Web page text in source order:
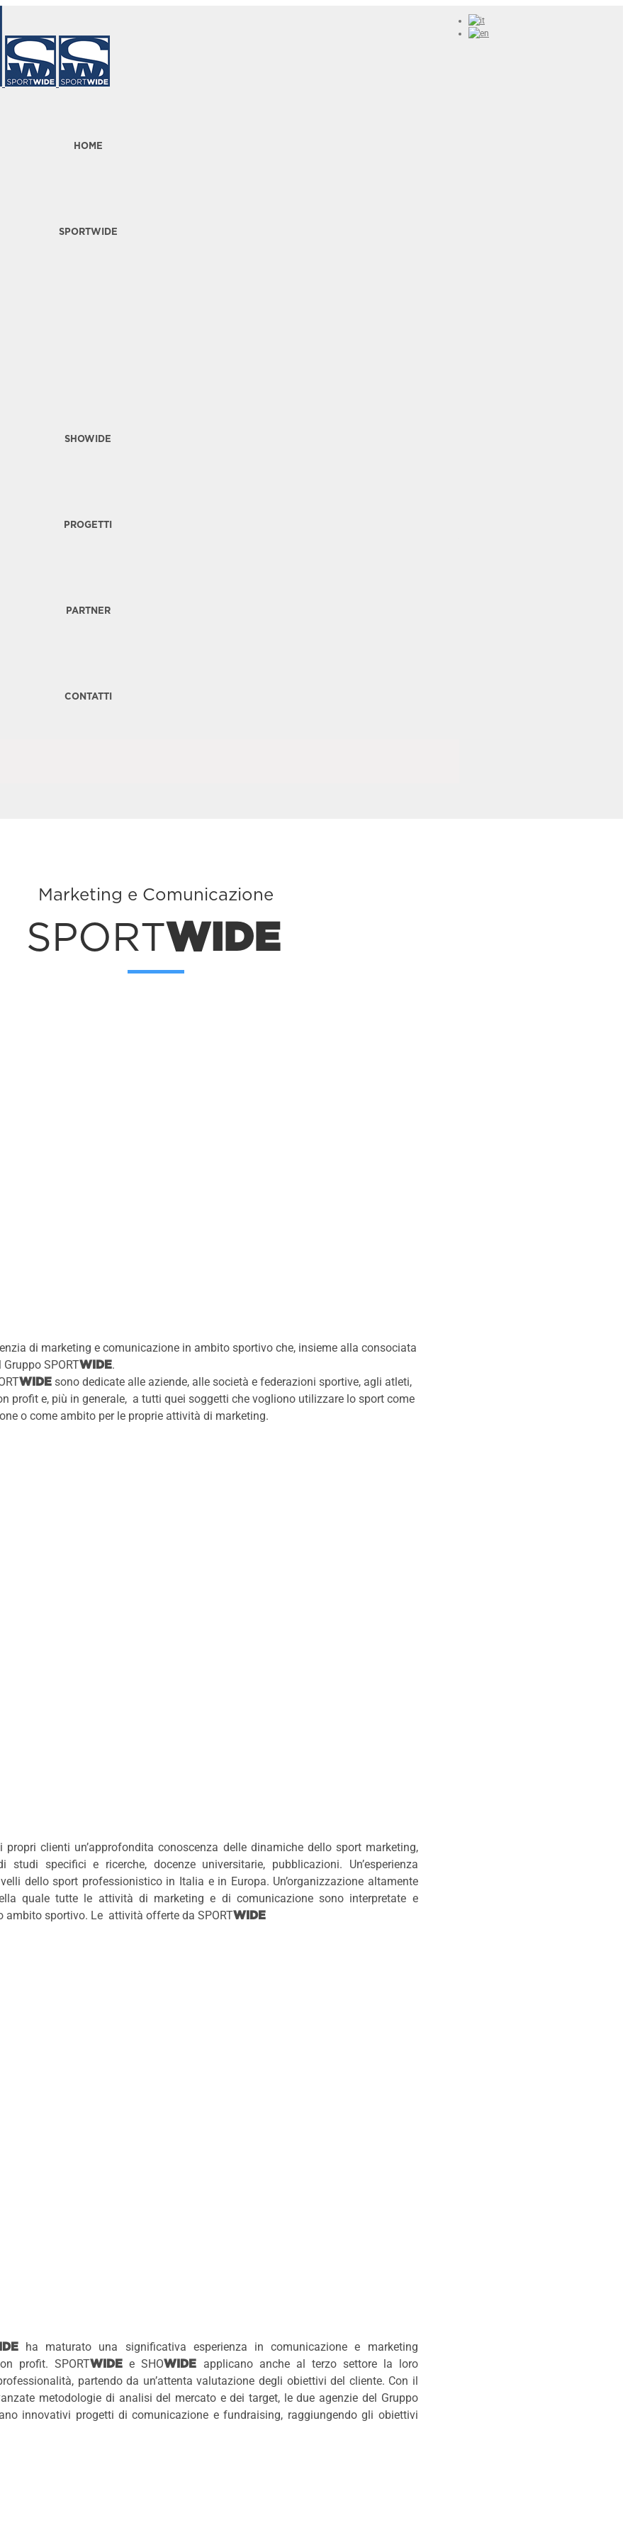
HOME
SPORTWIDE
SHOWIDE
PROGETTI
PARTNER
CONTATTI
Marketing e Comunicazione
SPORTWIDE
di marketing e comunicazione in ambito sportivo che, insieme alla consociata
GruppoSPORTWIDE.
WIDE sono dedicate alle aziende, alle società e federazioni sportive, agli atleti,
profit e, più in generale, a tutti quei soggetti che vogliono utilizzare lo sport come
o come ambito per le proprie attività di marketing.
clienti un’approfondita conoscenza delle dinamiche dello sport marketing,
specifici e ricerche, docenze universitarie, pubblicazioni. Un’esperienza
dello sport professionistico in Italia e in Europa. Un’organizzazione altamente
quale tutte le attività di marketing e di comunicazione sono interpretate e
ambito sportivo. Le attività offerte da SPORTWIDE
ha maturato una significativa esperienza in comunicazione e marketing
profit. SPORTWIDE e SHOWIDE
applicano anche al terzo settore la loro
partendo da un’attenta valutazione degli obiettivi del cliente. Con il
metodologie di analisi del mercato e dei target, le due agenzie del Gruppo
innovativi progetti di comunicazione e fundraising, raggiungendo gli obiettivi